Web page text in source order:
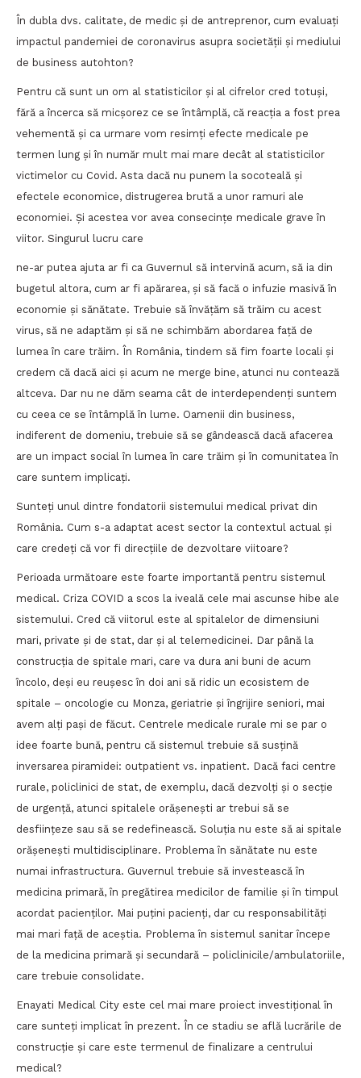
În dubla dvs. calitate, de medic și de antreprenor, cum evaluați
impactul pandemiei de coronavirus asupra societății și mediului
de business autohton?
Pentru că sunt un om al statisticilor și al cifrelor cred totuși,
fără a încerca să micșorez ce se întâmplă, că reacția a fost prea
vehementă și ca urmare vom resimți efecte medicale pe
termen lung și în număr mult mai mare decât al statisticilor
victimelor cu Covid. Asta dacă nu punem la socoteală și
efectele economice, distrugerea brută a unor ramuri ale
economiei. Și acestea vor avea consecințe medicale grave în
viitor. Singurul lucru care
ne-ar putea ajuta ar fi ca Guvernul să intervină acum, să ia din
bugetul altora, cum ar fi apărarea, și să facă o infuzie masivă în
economie și sănătate. Trebuie să învățăm să trăim cu acest
virus, să ne adaptăm și să ne schimbăm abordarea față de
lumea în care trăim. În România, tindem să fim foarte locali și
credem că dacă aici și acum ne merge bine, atunci nu contează
altceva. Dar nu ne dăm seama cât de interdependenți suntem
cu ceea ce se întâmplă în lume. Oamenii din business,
indiferent de domeniu, trebuie să se gândească dacă afacerea
are un impact social în lumea în care trăim și în comunitatea în
care suntem implicați.
Sunteți unul dintre fondatorii sistemului medical privat din
România. Cum s-a adaptat acest sector la contextul actual și
care credeți că vor fi direcțiile de dezvoltare viitoare?
Perioada următoare este foarte importantă pentru sistemul
medical. Criza COVID a scos la iveală cele mai ascunse hibe ale
sistemului. Cred că viitorul este al spitalelor de dimensiuni
mari, private și de stat, dar și al telemedicinei. Dar până la
construcția de spitale mari, care va dura ani buni de acum
încolo, deși eu reușesc în doi ani să ridic un ecosistem de
spitale – oncologie cu Monza, geriatrie și îngrijire seniori, mai
avem alți pași de făcut. Centrele medicale rurale mi se par o
idee foarte bună, pentru că sistemul trebuie să susțină
inversarea piramidei: outpatient vs. inpatient. Dacă faci centre
rurale, policlinici de stat, de exemplu, dacă dezvolţi şi o secţie
de urgenţă, atunci spitalele orăşeneşti ar trebui să se
desființeze sau să se redefinească. Soluția nu este să ai spitale
orășenești multidisciplinare. Problema în sănătate nu este
numai infrastructura. Guvernul trebuie să investească în
medicina primară, în pregătirea medicilor de familie şi în timpul
acordat pacienţilor. Mai puţini pacienţi, dar cu responsabilităţi
mai mari faţă de aceştia. Problema în sistemul sanitar începe
de la medicina primară şi secundară – policlinicile/ambulatoriile,
care trebuie consolidate.
Enayati Medical City este cel mai mare proiect investițional în
care sunteți implicat în prezent. În ce stadiu se află lucrările de
construcție și care este termenul de finalizare a centrului
medical?